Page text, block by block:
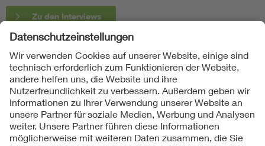
Zu den Interviews
Folgen Sie uns